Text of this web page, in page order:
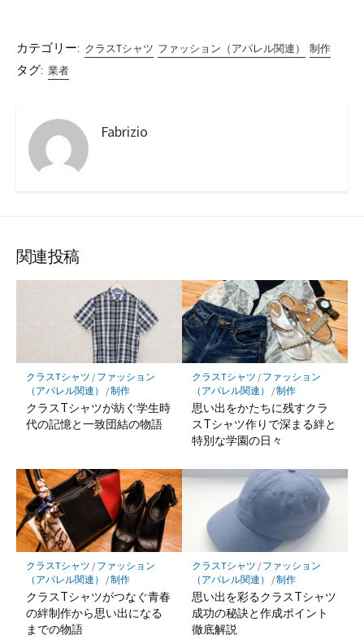
カテゴリー: クラスTシャツ ファッション（アパレル関連） 制作
タグ: 業者
Fabrizio
関連投稿
クラスTシャツ / ファッション
（アパレル関連）
/制作
クラスTシャツが紡ぐ学生時
代の記憶と一致団結の物語
クラスTシャツ / ファッション
（アパレル関連）
/制作
思い出をかたちに残すクラ
スTシャツ作りで深まる絆と
特別な学園の日々
クラスTシャツ / ファッション
（アパレル関連）
/制作
クラスTシャツがつなぐ青春
の絆制作から思い出になる
までの物語
クラスTシャツ / ファッション
（アパレル関連）
/制作
思い出を彩るクラスTシャツ
成功の秘訣と作成ポイント
徹底解説